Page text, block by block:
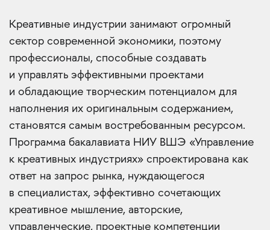
Креативные индустрии занимают огромный
сектор современной экономики, поэтому
профессионалы, способные создавать
и управлять эффективными проектами
и обладающие творческим потенциалом для
наполнения их оригинальным содержанием,
становятся самым востребованным ресурсом.
Программа бакалавиата НИУ ВШЭ «Управление
к креативных индустриях» спроектирована как
ответ на запрос рынка, нуждающегося
в специалистах, эффективно сочетающих
креативное мышление, авторские,
управленческие, проектные компетенции